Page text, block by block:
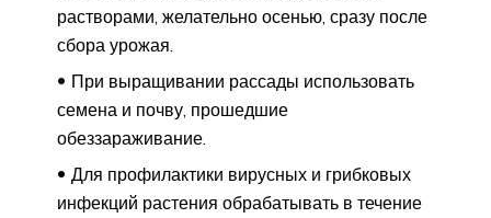
растворами, желательно осенью, сразу после
сбора урожая.
При выращивании рассады использовать
семена и почву, прошедшие
обеззараживание.
Для профилактики вирусных и грибковых
инфекций растения обрабатывать в течение